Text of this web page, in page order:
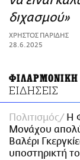
ΑΜΠΑ
PRINT
διχασμού»
ΧΡΗΣΤΟΣ ΠΑΡΙΔΗΣ
28.6.2025
ΕΙΔΗΣΕΙΣ
Πολιτισμός
Η
Μονάχου
Βαλέρι
υποστηρικτή